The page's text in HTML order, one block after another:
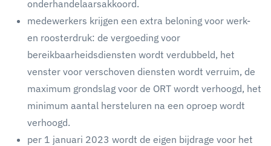
onderhandelaarsakkoord.
medewerkers krijgen een extra beloning voor werk-
en roosterdruk: de vergoeding voor
bereikbaarheidsdiensten wordt verdubbeld, het
venster voor verschoven diensten wordt verruim, de
maximum grondslag voor de ORT wordt verhoogd, het
minimum aantal hersteluren na een oproep wordt
verhoogd.
per 1 januari 2023 wordt de eigen bijdrage voor het